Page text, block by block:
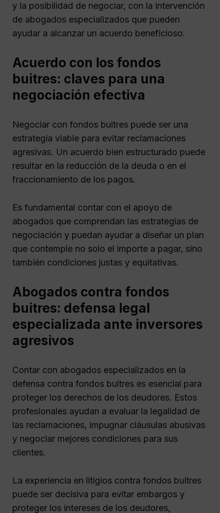
y la posibilidad de negociar, con la intervención
de abogados especializados que pueden
ayudar a alcanzar un acuerdo beneficioso.
Acuerdo con los fondos
buitres: claves para una
negociación efectiva
Negociar con fondos buitres puede ser una
estrategia viable para evitar reclamaciones
agresivas. Un acuerdo bien estructurado puede
resultar en la reducción de la deuda o en el
fraccionamiento de los pagos.
Es fundamental contar con el apoyo de
abogados que comprendan las estrategias de
negociación y puedan ayudar a diseñar un plan
que contemple no solo el importe a pagar, sino
también condiciones justas y equitativas.
Abogados contra fondos
buitres: defensa legal
especializada ante inversores
agresivos
Contar con abogados especializados en la
defensa contra fondos buitres es esencial para
proteger los derechos de los deudores. Estos
profesionales ayudan a evaluar la legalidad de
las reclamaciones, impugnar cláusulas abusivas
y negociar mejores condiciones para sus
clientes.
La experiencia en litigios contra fondos buitres
puede ser decisiva para evitar embargos y
proteger los intereses de los deudores,